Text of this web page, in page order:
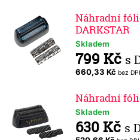
Náhradní
DARKSTAR
Skladem
799 Kč s
660,33 Kč bez
Náhradní
Skladem
630 Kč s